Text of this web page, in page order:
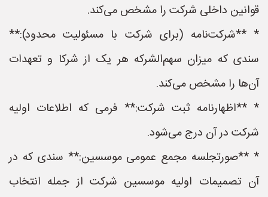
قوانین داخلی شرکت را مشخص می‌کند.
* **شرکت‌نامه (برای شرکت با مسئولیت محدود):**
سندی که میزان سهم‌الشرکه هر یک از شرکا و تعهدات
آن‌ها را مشخص می‌کند.
* **اظهارنامه ثبت شرکت:** فرمی که اطلاعات اولیه
شرکت در آن درج می‌شود.
* **صورتجلسه مجمع عمومی موسسین:** سندی که در
آن تصمیمات اولیه موسسین شرکت از جمله انتخاب